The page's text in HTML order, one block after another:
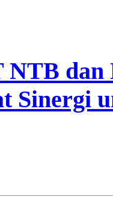
NTB
Sinergi